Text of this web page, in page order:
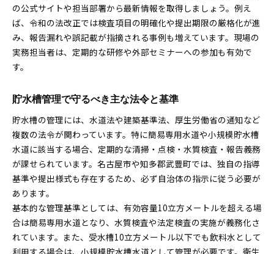
の公式サイトや担当部署から最新情報を取得しましょう。例え
ば、令和の法改正では検査項目の明確化や提出期限の厳格化が進
み、報告漏れや誤記載が指摘される事例も増えています。現場の
実務担当者は、定期的な研修や外部セミナーへの参加も有効で
す。
貯水槽管理で守るべき主な法令と基準
貯水槽の管理には、水道法や建築基準法、厚生労働省の通知など
複数の法令が関わっています。特に簡易専用水道や小規模貯水槽
水道に該当する場合、定期的な清掃・点検・水質検査・報告義務
が課せられています。名古屋市や知多郡武豊町では、独自の指導
基準や提出様式も存在するため、必ず自治体の指示に従う必要が
あります。
基本的な管理基準としては、有効容量10立方メートルを超える場
合は簡易専用水道となり、水質検査や法定検査の実施が義務化さ
れています。また、受水槽10立方メートル以下でも飲料水として
利用する場合は、小規模貯水槽水道として管理が必要です。衛生